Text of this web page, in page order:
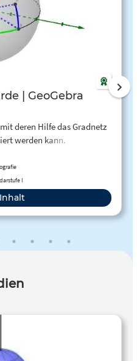
| GeoGebra
deren Hilfe das Gradnetz
werden kann.
I